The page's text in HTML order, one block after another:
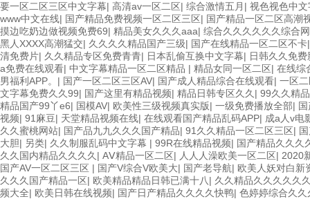
要一区二区三区中文字幕| 高清av一区二区| 综合激情五月 | 视色视色中
www中文在线| 国产精品免费视频一区二区三区| 国产精品一区二区高潮
摸边吃奶边做视频免费69| 精品美女久久久aaa| 综合久久久久久久综合网
黑人XXXX高潮猛交| 久久久久精品国产三级| 国产在线精品一区二区不卡
清免费片| 久久精品专区免费青青| 日本乱偷互换中文字幕| 日韩久久免
a免费在线观看| 中文字幕精品一区二区精品 | 精品女同一区二区| 在线综
男福利APP。 | 国产一区二区三区AV| 国产成人精品综合在线观看| 一区
文字幕免费久久99| 国产这里有精品视频| 精品日韩专区久久 | 99久久精
精品国产99丫e6| 国模AV| 欧美性三级视频真实版| 一级免费播放全部|
视频| 91麻豆| 天堂精品视频在线| 在线观看国产精品乱码APP| 成a人v电
久久蜜桃网站| 国产品九九久久久国产精品| 91久久精品一区二区三区|
大胆| 另类| 久久制服乱码中文字幕 | 99R在线精品视频| 国产精品久久久
久久国内精品久久久久 | AⅤ精品一区二区| 人人人澡欧美一区二区| 2020
国产AV一区二区三区 | 国产V综合V欧美大| 国产老导航| 欧美人妖对白新
久久久国产精品一区| 欧美精品精品日韩已满十八| 久久精品久久久久久
频大全| 欧美日韩在线视频| 国产日产精品久久久久快鸭| 色婷婷综合久久